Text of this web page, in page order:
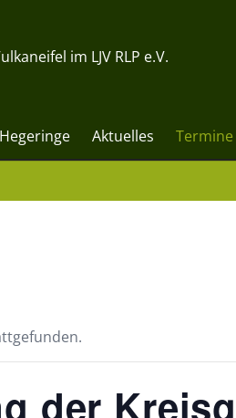
im LJV RLP e.V.
Hegeringe Aktuelles Termine
der